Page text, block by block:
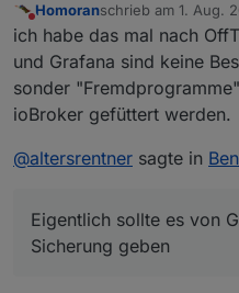
Reading state
E: Unable to locate
Failed to start
Nicht stören
Homoranschrieb am 1. Aug.
zuletzt editiert von
ich habe das mal nach
und Grafana sind keine
sonder
ioBroker gefüttert werden.
@altersrentner sagte in
Eigentlich sollte es von
Sicherung geben